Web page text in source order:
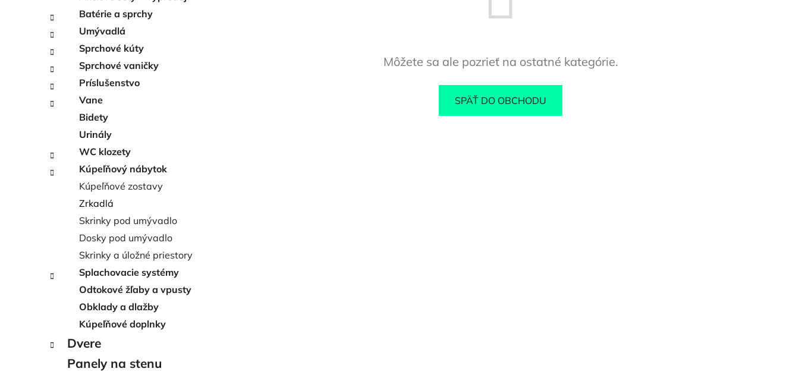
l
Batérie a sprchy
Umývadlá
Sprchové kúty
Sprchové vaničky
Príslušenstvo
Vane
Bidety
Urinály
WC klozety
Kúpeľňový nábytok
Kúpeľňové zostavy
Zrkadlá
Skrinky pod umývadlo
Dosky pod umývadlo
Skrinky a úložné priestory
Splachovacie systémy
Odtokové žľaby a vpusty
Obklady a dlažby
Kúpeľňové doplnky
Dvere
Panely na stenu
Môžete sa ale pozrieť na ostatné kategórie.
SPÄŤ DO OBCHODU